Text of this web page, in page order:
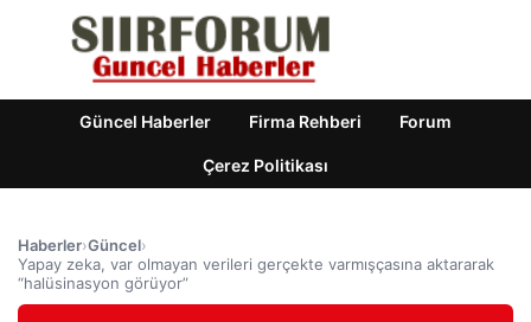
Güncel Haberler Firma Rehberi Forum
Çerez Politikası
Haberler›Güncel›
Yapay zeka, var olmayan verileri gerçekte varmışçasına aktararak
“halüsinasyon görüyor”